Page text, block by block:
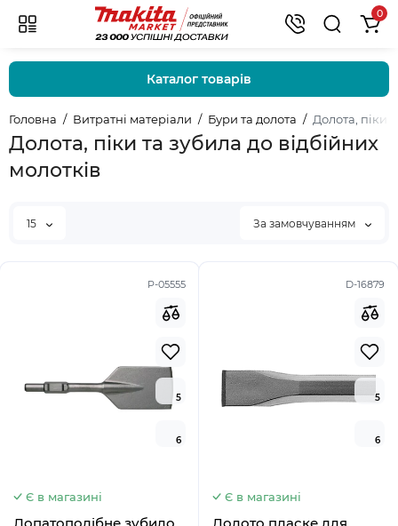
0
Каталог товарів
Головна Витратні матеріали Бури та долота Долота, піки
Долота, піки та зубила до відбійних
молотків
15 За замовчуванням
P-05555
5
6
Є в магазині
D-16879
5
6
Є в магазині